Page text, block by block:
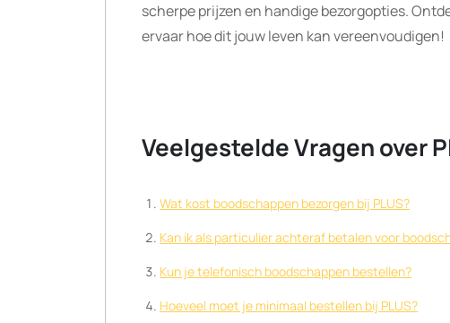
scherpe prijzen en handige bezorgopties.
ervaar hoe dit jouw leven kan vereenvoudigen!
Veelgestelde Vragen over
Wat kost boodschappen bezorgen bij PLUS?
Kan ik als particulier achteraf betalen voor
Kun je telefonisch boodschappen bestellen?
Hoeveel moet je minimaal bestellen bij PLUS?